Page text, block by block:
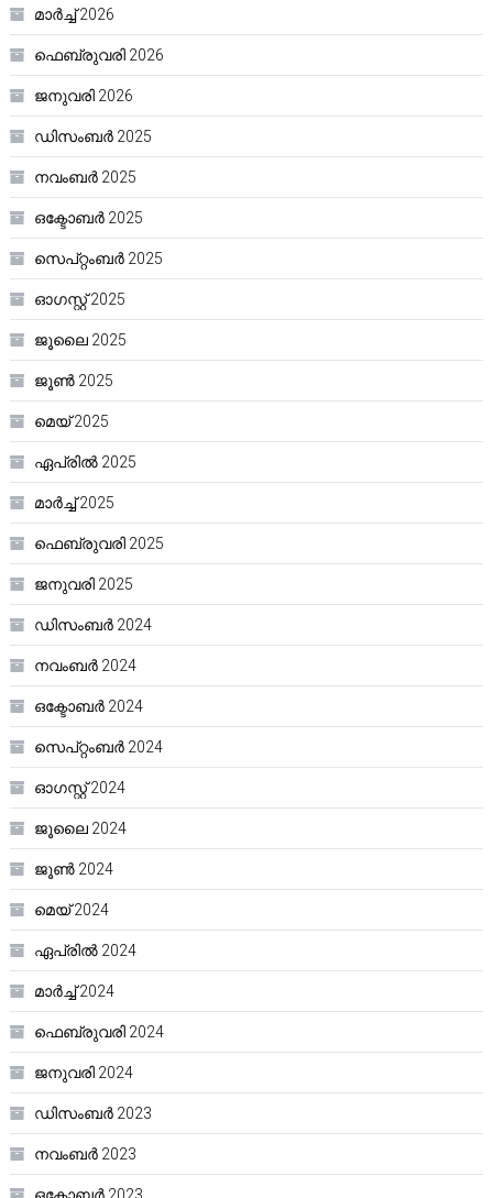
മാർച്ച്‌ 2026
ഫെബ്രുവരി 2026
ജനുവരി 2026
ഡിസംബർ 2025
നവംബർ 2025
ഒക്ടോബർ 2025
സെപ്റ്റംബർ 2025
ഓഗസ്റ്റ്‌ 2025
ജൂലൈ 2025
ജൂൺ 2025
മെയ്‌ 2025
ഏപ്രിൽ 2025
മാർച്ച്‌ 2025
ഫെബ്രുവരി 2025
ജനുവരി 2025
ഡിസംബർ 2024
നവംബർ 2024
ഒക്ടോബർ 2024
സെപ്റ്റംബർ 2024
ഓഗസ്റ്റ്‌ 2024
ജൂലൈ 2024
ജൂൺ 2024
മെയ്‌ 2024
ഏപ്രിൽ 2024
മാർച്ച്‌ 2024
ഫെബ്രുവരി 2024
ജനുവരി 2024
ഡിസംബർ 2023
നവംബർ 2023